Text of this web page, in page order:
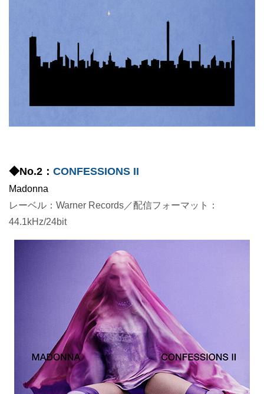
◆No.2： CONFESSIONS II
Madonna
レーベル：Warner Records／配信フォーマット：
44.1kHz/24bit